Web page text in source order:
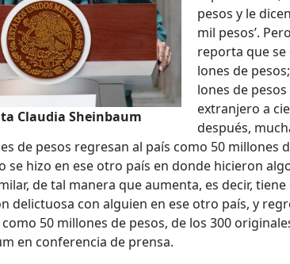
Clau­dia Shein­baum
pesos y le
mil pesos’.
repor­ta que
lones de
lones de
extran­jero a
después,
de pesos regre­san al país como 50 mil­lones
se hizo en ese otro país en donde hicieron
de tal man­era que aumen­ta, es decir,
delic­tu­osa con alguien en ese otro país, y
50 mil­lones de pesos, de los 300
en con­fer­en­cia de pren­sa.